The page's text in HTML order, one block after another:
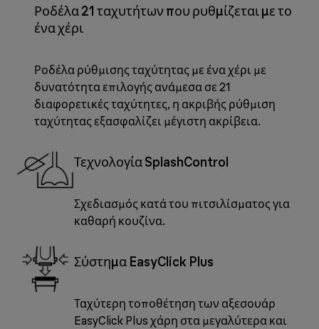
Ροδέλα 21 ταχυτήτων που ρυθμίζεται με το
ένα χέρι
Ροδέλα ρύθμισης ταχύτητας με ένα χέρι με
δυνατότητα επιλογής ανάμεσα σε 21
διαφορετικές ταχύτητες, η ακριβής ρύθμιση
ταχύτητας εξασφαλίζει μέγιστη ακρίβεια.
Τεχνολογία SplashControl
Σχεδιασμός κατά του πιτσιλίσματος για
καθαρή κουζίνα.
Σύστημα EasyClick Plus
Ταχύτερη τοποθέτηση των αξεσουάρ
EasyClick Plus χάρη στα μεγαλύτερα και